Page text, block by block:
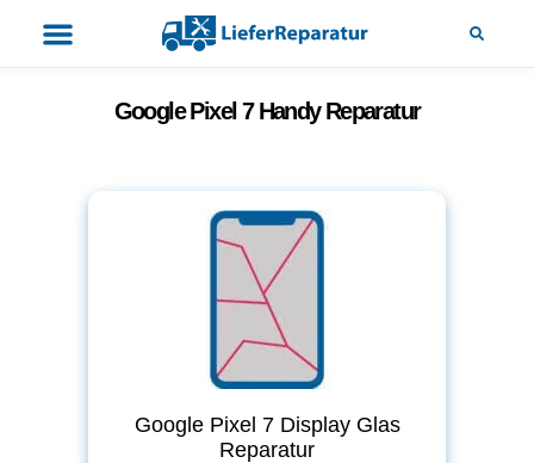
Google Pixel 7 Handy Reparatur
Google Pixel 7 Display Glas
Reparatur